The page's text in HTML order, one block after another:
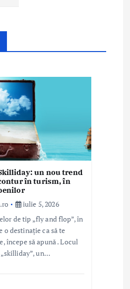
un nou trend
în turism, în
iulie 5, 2026
de tip „fly and flop”, în
o destinație ca să te
începe să apună . Locul
un…